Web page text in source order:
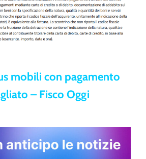
mobili con pagamento
– Fisco Oggi